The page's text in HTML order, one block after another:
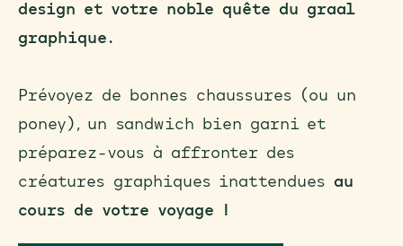
design et votre noble quête du graal
graphique.
Prévoyez de bonnes chaussures (ou un
poney), un sandwich bien garni et
préparez-vous à affronter des
créatures graphiques inattendues au
cours de votre voyage !